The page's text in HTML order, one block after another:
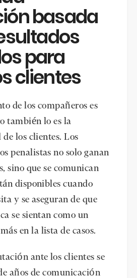
basada
para
clientes
de los compañeros es
también lo es la
los clientes. Los
penalistas no solo ganan
sino que se comunican
disponibles cuando
y se aseguran de que
se sientan como un
en la lista de casos.
ante los clientes se
años de comunicación